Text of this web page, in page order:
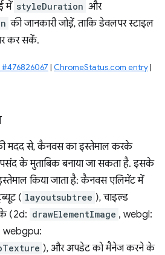
में styleDuration और
की जानकारी जोड़ें, ताकि डेवलपर स्टाइल
कर सकें.
| ChromeStatus.com entry|
मदद से, कैनवस का इस्तेमाल करके
के मुताबिक बनाया जा सकता है. इसके
इस्तेमाल किया जाता है: कैनवस एलिमेंट में
( layoutsubtree ), चाइल्ड
(2d: drawElementImage , webgl:
webgpu:
), और अपडेट को मैनेज करने के